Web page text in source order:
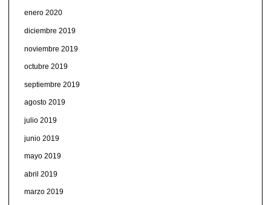
enero 2020
diciembre 2019
noviembre 2019
octubre 2019
septiembre 2019
agosto 2019
julio 2019
junio 2019
mayo 2019
abril 2019
marzo 2019